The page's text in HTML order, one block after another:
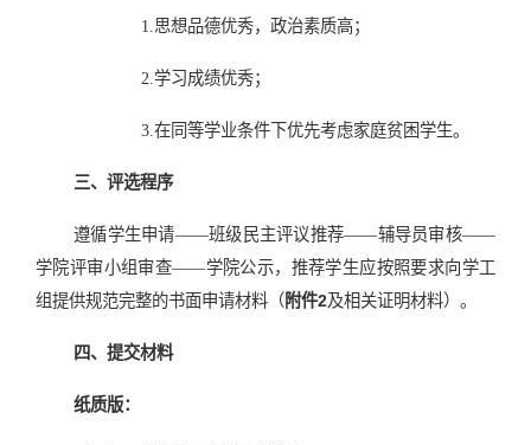
1.思想品德优秀，政治素质高；
2.学习成绩优秀；
3.在同等学业条件下优先考虑家庭贫困学生。
三、评选程序
遵循学生申请——班级民主评议推荐——辅导员审核——
学院评审小组审查——学院公示，推荐学生应按照要求向学工
组提供规范完整的书面申请材料（附件2及相关证明材料）。
四、提交材料
纸质版：